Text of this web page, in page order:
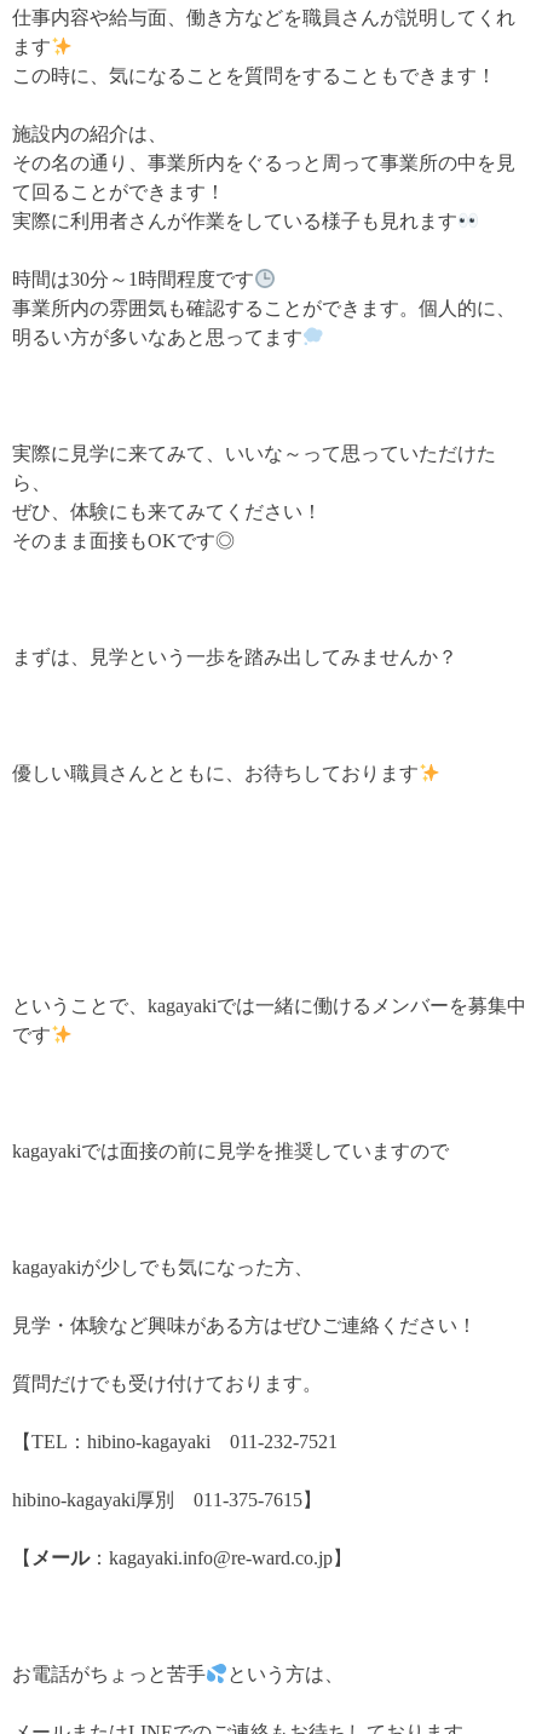
仕事内容や給与面、働き方などを職員さんが説明してくれ
ます
この時に、気になることを質問をすることもできます！
施設内の紹介は、
その名の通り、事業所内をぐるっと周って事業所の中を見
て回ることができます！
実際に利用者さんが作業をしている様子も見れます
時間は30分～1時間程度です
事業所内の雰囲気も確認することができます。個人的に、
明るい方が多いなあと思ってます
実際に見学に来てみて、いいな～って思っていただけた
ら、
ぜひ、体験にも来てみてください！
そのまま面接もOKです◎
まずは、見学という一歩を踏み出してみませんか？
優しい職員さんとともに、お待ちしております
ということで、kagayakiでは一緒に働けるメンバーを募集中
です
kagayakiでは面接の前に見学を推奨していますので
kagayakiが少しでも気になった方、
見学・体験など興味がある方はぜひご連絡ください！
質問だけでも受け付けております。
【TEL：hibino-kagayaki 011-232-7521
hibino-kagayaki厚別 011-375-7615】
【 メール：kagayaki.info@re-ward.co.jp】
お電話がちょっと苦手 という方は、